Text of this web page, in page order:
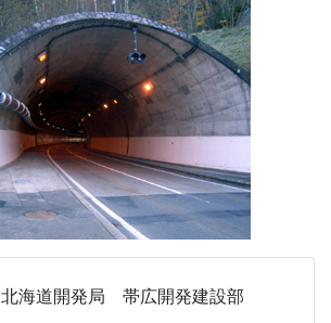
北海道開発局 帯広開発建設部